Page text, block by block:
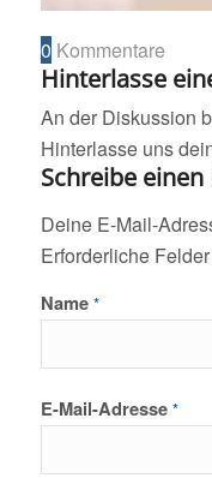
0 Kommentare
Hinterlasse
An der Diskussion
Hinterlasse uns
Schreibe
Deine E-Mail-
Erforderliche
Name *
E-Mail-Adresse *